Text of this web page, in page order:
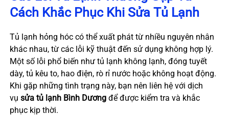
Cách Khắc Phục Khi Sửa Tủ Lạnh
Tủ lạnh hỏng hóc có thể xuất phát từ nhiều nguyên nhân
khác nhau, từ các lỗi kỹ thuật đến sử dụng không hợp lý.
Một số lỗi phổ biến như tủ lạnh không lạnh, đóng tuyết
dày, tủ kêu to, hao điện, rò rỉ nước hoặc không hoạt động.
Khi gặp những tình trạng này, bạn nên liên hệ với dịch
vụ sửa tủ lạnh Bình Dươngđể được kiểm tra và khắc
phục kịp thời.